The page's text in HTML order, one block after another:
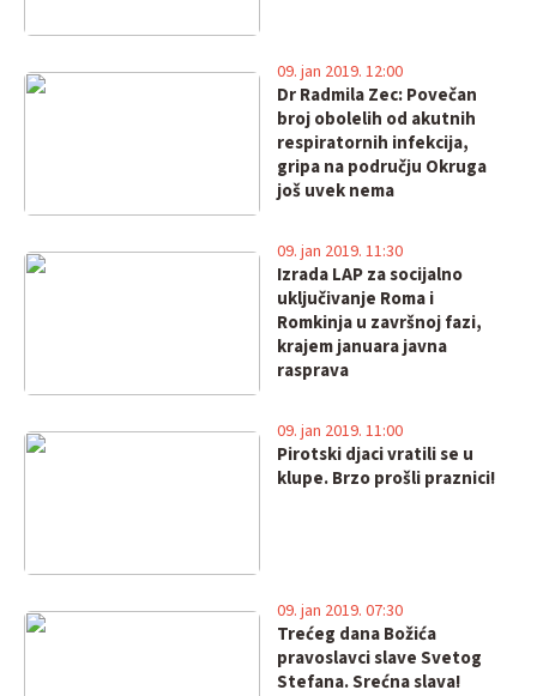
Dr Radmila Zec: Povečan
broj obolelih od akutnih
respiratornih infekcija,
gripa na području Okruga
još uvek nema
09. jan 2019. 12:00
Izrada LAP za socijalno
uključivanje Roma i
Romkinja u završnoj fazi,
krajem januara javna
rasprava
09. jan 2019. 11:30
Pirotski djaci vratili se u
klupe. Brzo prošli praznici!
09. jan 2019. 11:00
Trećeg dana Božića
pravoslavci slave Svetog
Stefana. Srećna slava!
09. jan 2019. 07:30